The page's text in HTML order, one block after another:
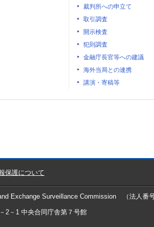
裁判所への申立て
取引調査
開示検査
犯則調査
金融庁長官等への建議
海外当局との連携
講演・寄稿等
保護について
Exchange Surveillance Commission （法人番号
2－1 中央合同庁舎第７号館